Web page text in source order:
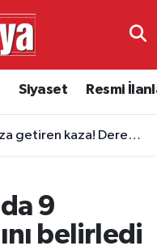
Siyaset Resmi
zaman açıklanacak?
9
belirledi
Fikstür